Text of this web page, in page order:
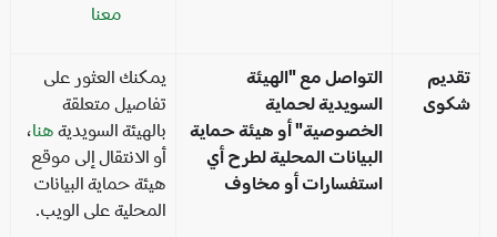
التواصل مع "الهيئة
السويدية لحماية
الخصوصية" أو هيئة حماية
البيانات المحلية لطرح أي
استفسارات أو مخاوف
يمكنك العثور على
تفاصيل متعلقة
بالهيئة السويديةهنا،
أو الانتقال إلى موقع
هيئة حماية البيانات
المحلية على الويب.